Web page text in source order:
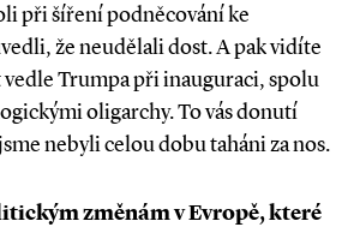
při šíření podněcování ke
že neudělali dost. A pak vidíte
Trumpa při inauguraci, spolu
oligarchy. To vás donutí
nebyli celou dobu taháni za nos.
změnám v Evropě, které